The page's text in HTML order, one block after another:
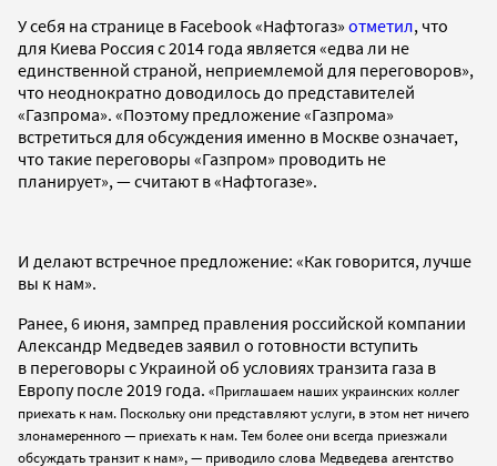
У себя на странице в Facebook «Нафтогаз» отметил, что
для Киева Россия с 2014 года является «едва ли не
единственной страной, неприемлемой для переговоров»,
что неоднократно доводилось до представителей
«Газпрома». «Поэтому предложение «Газпрома»
встретиться для обсуждения именно в Москве означает,
что такие переговоры «Газпром» проводить не
планирует», — считают в «Нафтогазе».
И делают встречное предложение: «Как говорится, лучше
вы к нам».
Ранее, 6 июня, зампред правления российской компании
Александр Медведев заявил о готовности вступить
в переговоры с Украиной об условиях транзита газа в
Европу после 2019 года. «Приглашаем наших украинских коллег
приехать к нам. Поскольку они представляют услуги, в этом нет ничего
злонамеренного — приехать к нам. Тем более они всегда приезжали
обсуждать транзит к нам», — приводило слова Медведева агентство